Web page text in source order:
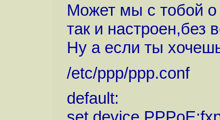
Может мы с тобой
так и настроен,без
Ну а если ты
/etc/ppp/ppp.conf
default: